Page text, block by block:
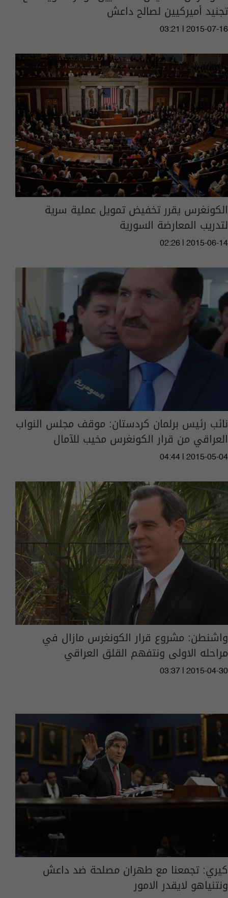
تجنيد أميركيين لصالح داعش
03:21 | 2015-07-16
الكونغرس يقرر تخفيض تمويل عملية سرية
لتدريب المعارضة السورية
02:26 | 2015-06-14
نائب رئيس برلمان كردستان: موقف مجلس النواب
العراقي من قرار الكونغرس مخيب للآمال
04:44 | 2015-05-04
واشنطن: مشروع قرار الكونغرس مازال في
مراحله الاولى ونتفهم القلق العراقي
03:37 | 2015-04-30
كيري: تجمعنا مع طهران مصلحة ضد داعش
ونتنياهو لايقدر الامور